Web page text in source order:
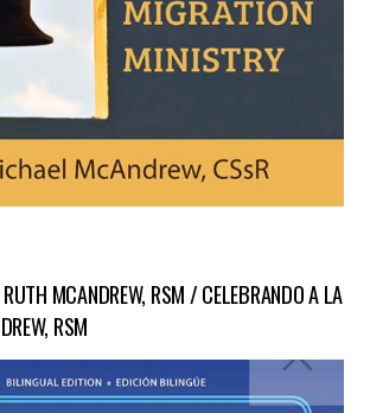
MCANDREW, RSM / CELEBRANDO A LA
RSM